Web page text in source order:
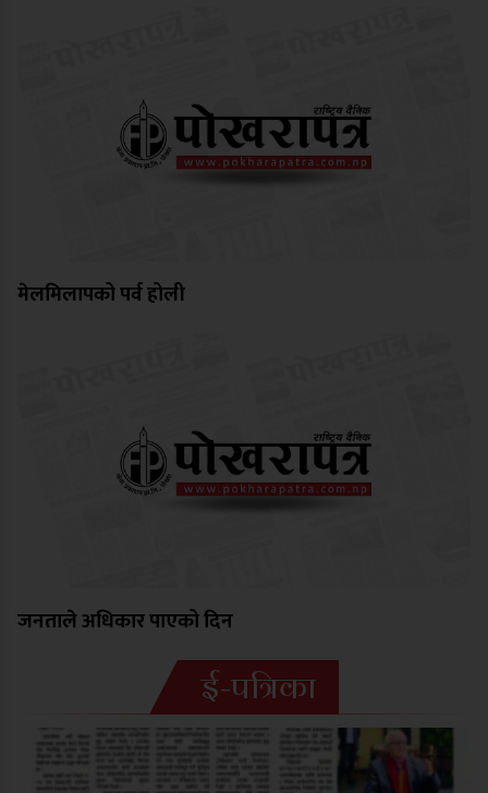
मेलमिलापको पर्व होली
जनताले अधिकार पाएको दिन
ई-पत्रिका